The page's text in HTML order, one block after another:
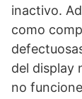
inactivo.
como
del display
no